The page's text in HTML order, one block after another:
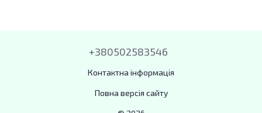
+380502583546
Контактна інформація
Повна версія сайту